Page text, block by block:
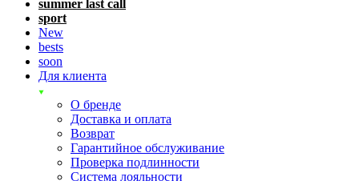
summer last call
sport
New
bests
soon
Для клиента
О бренде
Доставка и оплата
Возврат
Гарантийное обслуживание
Проверка подлинности
Система лояльности